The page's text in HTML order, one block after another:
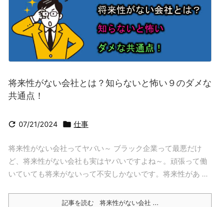
将来性がない会社とは？知らないと怖い９のダメな
共通点！
 07/21/2024  仕事
将来性がない会社ってヤバい～ ブラック企業って最悪だけ
ど、将来性がない会社も実はヤバいですよね～。頑張って働
いていても将来がないって不安しかないです。将来性があ ...
記事を読む 将来性がない会社 ...